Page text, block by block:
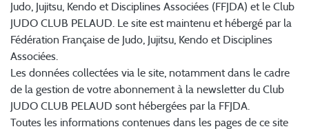
Judo, Jujitsu, Kendo et Disciplines Associées (FFJDA) et le Club
JUDO CLUB PELAUD. Le site est maintenu et hébergé par la
Fédération Française de Judo, Jujitsu, Kendo et Disciplines
Associées.
Les données collectées via le site, notamment dans le cadre
de la gestion de votre abonnement à la newsletter du Club
JUDO CLUB PELAUD sont hébergées par la FFJDA.
Toutes les informations contenues dans les pages de ce site